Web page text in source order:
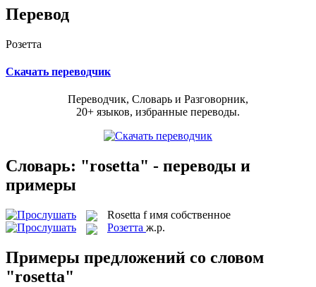
Перевод
Розетта
Скачать переводчик
Переводчик, Словарь и Разговорник,
20+ языков, избранные переводы.
Словарь: "rosetta" - переводы и
примеры
Rosetta f имя собственное
Розетта ж.р.
Примеры предложений со словом
"rosetta"